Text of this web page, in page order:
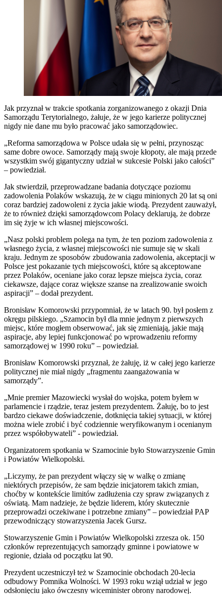
Jak przyznał w trakcie spotkania zorganizowanego z okazji Dnia
Samorządu Terytorialnego, żałuje, że w jego karierze politycznej
nigdy nie dane mu było pracować jako samorządowiec.
„Reforma samorządowa w Polsce udała się w pełni, przynosząc
same dobre owoce. Samorządy mają swoje kłopoty, ale mają przede
wszystkim swój gigantyczny udział w sukcesie Polski jako całości”
– powiedział.
Jak stwierdził, przeprowadzane badania dotyczące poziomu
zadowolenia Polaków wskazują, że w ciągu minionych 20 lat są oni
coraz bardziej zadowoleni z życia jakie wiodą. Prezydent zauważył,
że to również dzięki samorządowcom Polacy deklarują, że dobrze
im się żyje w ich własnej miejscowości.
„Nasz polski problem polega na tym, że ten poziom zadowolenia z
własnego życia, z własnej miejscowości nie sumuje się w skali
kraju. Jednym ze sposobów zbudowania zadowolenia, akceptacji w
Polsce jest pokazanie tych miejscowości, które są akceptowane
przez Polaków, oceniane jako coraz lepsze miejsca życia, coraz
ciekawsze, dające coraz większe szanse na zrealizowanie swoich
aspiracji” – dodał prezydent.
Bronisław Komorowski przypomniał, że w latach 90. był posłem z
okręgu pilskiego. „Szamocin był dla mnie jednym z pierwszych
miejsc, które mogłem obserwować, jak się zmieniają, jakie mają
aspiracje, aby lepiej funkcjonować po wprowadzeniu reformy
samorządowej w 1990 roku” – powiedział.
Bronisław Komorowski przyznał, że żałuję, iż w całej jego karierze
politycznej nie miał nigdy „fragmentu zaangażowania w
samorządy”.
„Mnie premier Mazowiecki wysłał do wojska, potem byłem w
parlamencie i rządzie, teraz jestem prezydentem. Żałuję, bo to jest
bardzo ciekawe doświadczenie, dotknięcia takiej sytuacji, w której
można wiele zrobić i być codziennie weryfikowanym i ocenianym
przez współobywateli” - powiedział.
Organizatorem spotkania w Szamocinie było Stowarzyszenie Gmin
i Powiatów Wielkopolski.
„Liczymy, że pan prezydent włączy się w walkę o zmianę
niektórych przepisów, że sam będzie inicjatorem takich zmian,
choćby w kontekście limitów zadłużenia czy spraw związanych z
oświatą. Mam nadzieje, że będzie liderem, który skutecznie
przeprowadzi oczekiwane i potrzebne zmiany” – powiedział PAP
przewodniczący stowarzyszenia Jacek Gursz.
Stowarzyszenie Gmin i Powiatów Wielkopolski zrzesza ok. 150
członków reprezentujących samorządy gminne i powiatowe w
regionie, działa od początku lat 90.
Prezydent uczestniczył też w Szamocinie obchodach 20-lecia
odbudowy Pomnika Wolności. W 1993 roku wziął udział w jego
odsłonięciu jako ówczesny wiceminister obrony narodowej.